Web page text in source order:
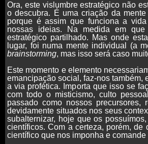
Ora, este vislumbre estratégico não
o descubra. É uma criação da
porque é assim que funciona a
nossas ideias. Na medida em que
estratégico partilhado. Mas onde
lugar, foi numa mente individual (a
brainstorming, mas isso será caso
Este momento e elemento
emancipação social, faz-nos também,
a via profética. Importa que isso se
com todo o misticismo, culto
passado como nossos precursores,
devidamente situados nos seus
subalternizar, hoje que os
científicos. Com a certeza, porém,
científico que nos imponha e